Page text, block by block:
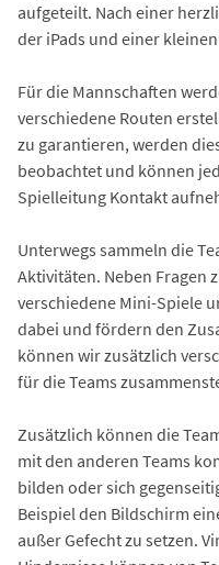
aufgeteilt. Nach einer
der iPads und einer
Für die Mannschaften
verschiedene Routen
zu garantieren, werden
beobachtet und können
Spielleitung Kontakt
Unterwegs sammeln die
Aktivitäten. Neben Fragen
verschiedene Mini-Spiele
dabei und fördern den
können wir zusätzlich
für die Teams
Zusätzlich können die
mit den anderen Teams
bilden oder sich
Beispiel den Bildschirm
außer Gefecht zu setzen.